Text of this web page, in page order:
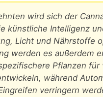
wird sich der
künstliche Intelligenz
Licht und Nährstoffe
werden es außerdem
Pflanzen für
während
verringern